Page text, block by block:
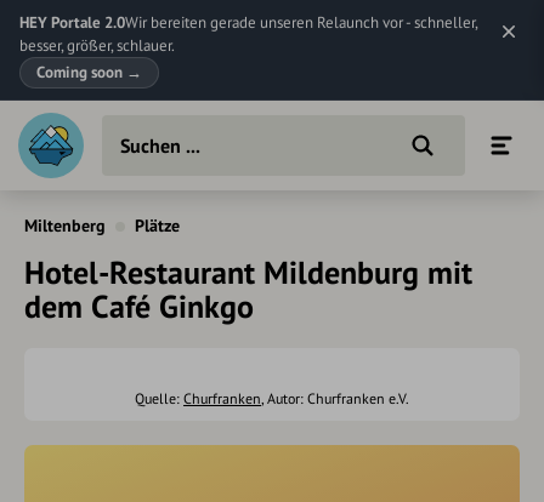
HEY Portale 2.0Wir bereiten gerade unseren Relaunch vor - schneller,
besser, größer, schlauer.
Coming soon →
Miltenberg Plätze
Hotel-Restaurant Mildenburg mit
dem Café Ginkgo
Quelle: Churfranken, Autor: Churfranken e.V.